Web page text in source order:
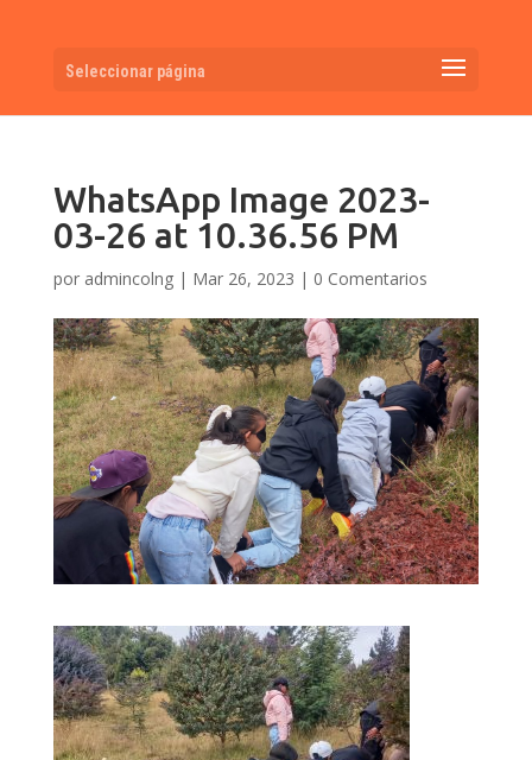
Seleccionar página
WhatsApp Image 2023-
03-26 at 10.36.56 PM
por admincolng| Mar 26, 2023 | 0 Comentarios